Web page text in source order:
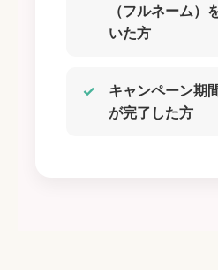
（フルネーム）
いた方
キャンペーン期
が完了した方